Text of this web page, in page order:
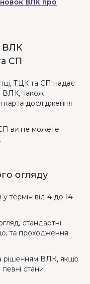
ВЛК про
ВЛК
СП
ТЦК та СП надає
ВЛК, також
карта дослідження
ви не можете
огляду
термін від 4 до 14
стандартні
та проходження
рішенням ВЛК, якщо
стани